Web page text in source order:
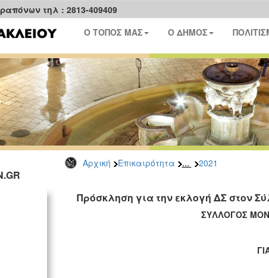
τηλ : 2813-409409
Ο ΤΟΠΟΣ ΜΑΣ Ο ΔΗΜΟΣ
Αρχική Επικαιρότητα ... 2021
Πρόσκληση για την εκλογή ΔΣ στον
ΣΥΛΛΟΓΟΣ